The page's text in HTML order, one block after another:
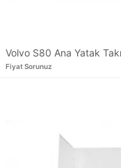
Volvo S80 Ana Yatak
Fiyat Sorunuz